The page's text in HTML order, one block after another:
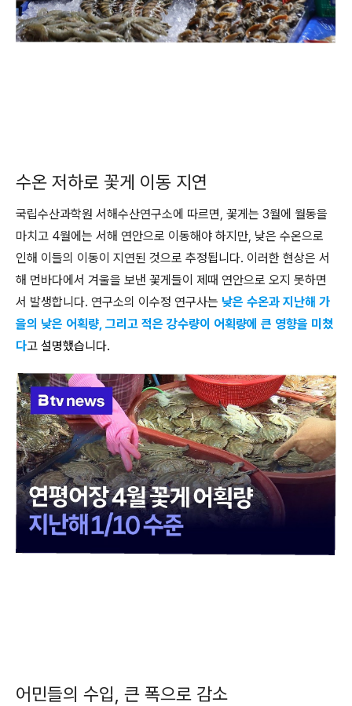
수온 저하로 꽃게 이동 지연
국립수산과학원 서해수산연구소에 따르면, 꽃게는 3월에 월동을
마치고 4월에는 서해 연안으로 이동해야 하지만, 낮은 수온으로
인해 이들의 이동이 지연된 것으로 추정됩니다. 이러한 현상은 서
해 먼바다에서 겨울을 보낸 꽃게들이 제때 연안으로 오지 못하면
서 발생합니다. 연구소의 이수정 연구사는 낮은 수온과 지난해 가
을의 낮은 어획량, 그리고 적은 강수량이 어획량에 큰 영향을 미쳤
다고 설명했습니다.
어민들의 수입, 큰 폭으로 감소